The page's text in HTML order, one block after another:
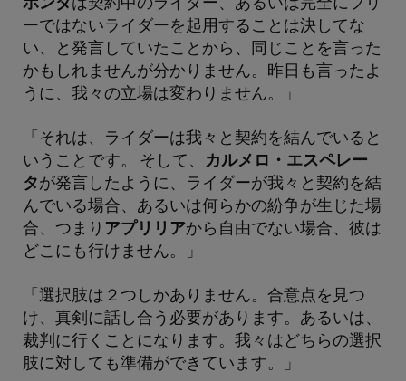
ホンダは契約中のライダー、あるいは完全にフリ
ーではないライダーを起用することは決してな
い、と発言していたことから、同じことを言った
かもしれませんが分かりません。昨日も言ったよ
うに、我々の立場は変わりません。」
「それは、ライダーは我々と契約を結んでいると
いうことです。 そして、
カルメロ・エスペレー
タが発言したように、ライダーが我々と契約を結
んでいる場合、あるいは何らかの紛争が生じた場
合、つまり アプリリアから自由でない場合、彼は
どこにも行けません。」
「選択肢は２つしかありません。合意点を見つ
け、真剣に話し合う必要があります。あるいは、
裁判に行くことになります。我々はどちらの選択
肢に対しても準備ができています。」